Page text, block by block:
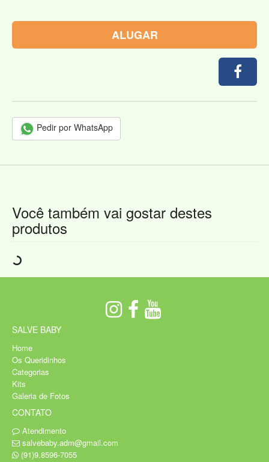
ALUGAR
Pedir por WhatsApp
Você também vai gostar destes
produtos
SALVE BABY
Home
Os Queridinhos
Categorias
Kits
Galeria de Fotos
CONTATO
Atendimento
salvebaby.adm@gmail.com
(91)9.8596-7055